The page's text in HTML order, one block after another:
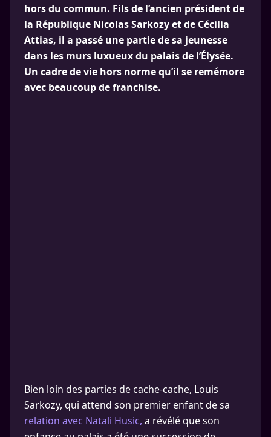
hors du commun. Fils de l’ancien président de
la République Nicolas Sarkozy et de Cécilia
Attias, il a passé une partie de sa jeunesse
dans les murs luxueux du palais de l’Élysée.
Un cadre de vie hors norme qu’il se remémore
avec beaucoup de franchise.
Bien loin des parties de cache-cache, Louis
Sarkozy, qui attend son premier enfant de sa
relation avec Natali Husic, a révélé que son